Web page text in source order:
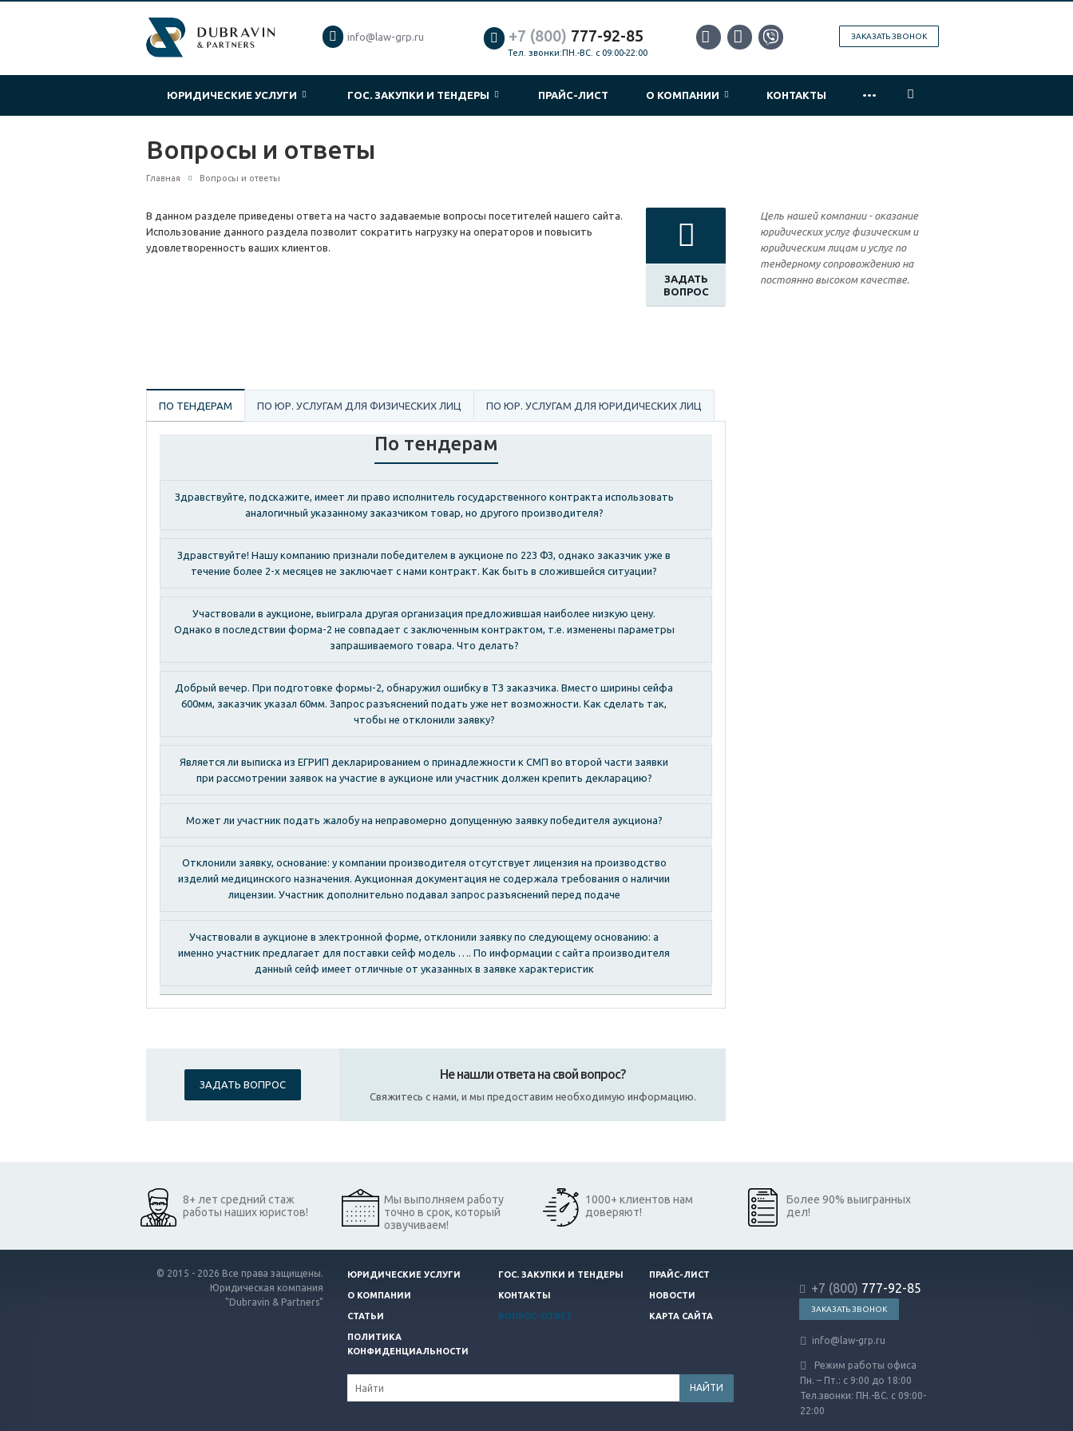
info@law-grp.ru +7 (800) 777-92-85
Тел. звонки:ПН.-ВС. с 09:00-22:00
ЗАКАЗАТЬ ЗВОНОК
ЮРИДИЧЕСКИЕ УСЛУГИ ГОС. ЗАКУПКИ И ТЕНДЕРЫ ПРАЙС-ЛИСТ О КОМПАНИИ КОНТАКТЫ ...
Вопросы и ответы
Главная Вопросы и ответы
ЗАДАТЬ
ВОПРОС
В данном разделе приведены ответа на часто задаваемые вопросы посетителей нашего сайта.
Использование данного раздела позволит сократить нагрузку на операторов и повысить
удовлетворенность ваших клиентов.
ПО ТЕНДЕРАМ ПО ЮР. УСЛУГАМ ДЛЯ ФИЗИЧЕСКИХ ЛИЦ ПО ЮР. УСЛУГАМ ДЛЯ ЮРИДИЧЕСКИХ ЛИЦ
По тендерам
Здравствуйте, подскажите, имеет ли право исполнитель государственного контракта использовать
аналогичный указанному заказчиком товар, но другого производителя?
Здравствуйте! Нашу компанию признали победителем в аукционе по 223 ФЗ, однако заказчик уже в
течение более 2-х месяцев не заключает с нами контракт. Как быть в сложившейся ситуации?
Участвовали в аукционе, выиграла другая организация предложившая наиболее низкую цену.
Однако в последствии форма-2 не совпадает с заключенным контрактом, т.е. изменены параметры
запрашиваемого товара. Что делать?
Добрый вечер. При подготовке формы-2, обнаружил ошибку в ТЗ заказчика. Вместо ширины сейфа
600мм, заказчик указал 60мм. Запрос разъяснений подать уже нет возможности. Как сделать так,
чтобы не отклонили заявку?
Является ли выписка из ЕГРИП декларированием о принадлежности к СМП во второй части заявки
при рассмотрении заявок на участие в аукционе или участник должен крепить декларацию?
Может ли участник подать жалобу на неправомерно допущенную заявку победителя аукциона?
Отклонили заявку, основание: у компании производителя отсутствует лицензия на производство
изделий медицинского назначения. Аукционная документация не содержала требования о наличии
лицензии. Участник дополнительно подавал запрос разъяснений перед подаче
Участвовали в аукционе в электронной форме, отклонили заявку по следующему основанию: а
именно участник предлагает для поставки сейф модель …. По информации с сайта производителя
данный сейф имеет отличные от указанных в заявке характеристик
ЗАДАТЬ ВОПРОС
Не нашли ответа на свой вопрос?
Свяжитесь с нами, и мы предоставим необходимую информацию.
Цель нашей компании - оказание
юридических услуг физическим и
юридическим лицам и услуг по
тендерному сопровождению на
постоянно высоком качестве.
8+ лет средний стаж
работы наших юристов!
Мы выполняем работу
точно в срок, который
озвучиваем!
1000+ клиентов нам
доверяют!
Более 90% выигранных
дел!
© 2015 - 2026 Все права защищены.
Юридическая компания
"Dubravin & Partners"
ЮРИДИЧЕСКИЕ УСЛУГИ ГОС. ЗАКУПКИ И ТЕНДЕРЫ ПРАЙС-ЛИСТ
О КОМПАНИИ КОНТАКТЫ НОВОСТИ
СТАТЬИ ВОПРОС-ОТВЕТ КАРТА САЙТА
ПОЛИТИКА
КОНФИДЕНЦИАЛЬНОСТИ
НАЙТИ
+7 (800) 777-92-85
ЗАКАЗАТЬ ЗВОНОК
info@law-grp.ru
Режим работы офиса
Пн. – Пт.: с 9:00 до 18:00
Тел.звонки: ПН.-ВС. с 09:00-
22:00